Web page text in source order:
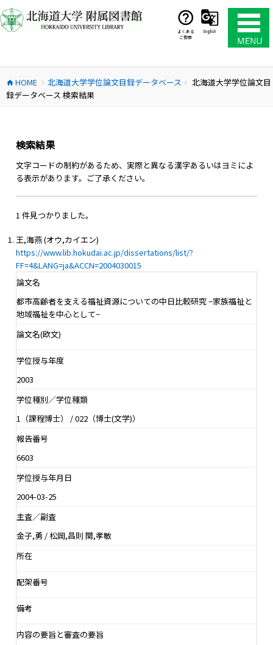
ン
テ
ス
キ
よくある
ご質問
English
home HOME chevron_right 北海道大学学位論文目録データベース chevron_right
北海道大学学位論文目
録データベース 検索結果
検索結果
文字コードの制約があるため、実際と異なる漢字あるいはヨミによ
る表示があります。ご了承ください。
1 件見つかりました。
王,海燕 (オウ,カイエン)
https://www.lib.hokudai.ac.jp/dissertations/list/?
FF=4&LANG=ja&ACCN=2004030015
論文名
都市高齢者を支える福祉資源についての中日比較研究 −家族福祉と
地域福祉を中心として−
論文名(欧文)
学位授与年度
2003
学位種別／学位種類
1（課程博士） / 022（博士(文学)）
報告番号
6603
学位授与年月日
2004-03-25
主査／副査
金子,勇 / 松岡,昌則 関,孝敏
所在
配架番号
備考
内容の要旨と審査の要旨